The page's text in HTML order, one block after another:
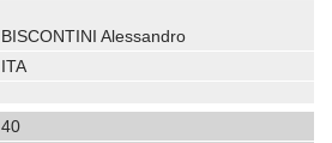
BISCONTINI Alessandro
ITA
40